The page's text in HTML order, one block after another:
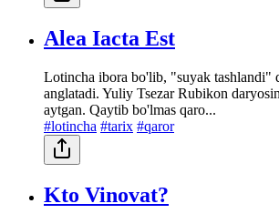
Alea Iacta Est
Lotincha ibora bo'lib, "suyak tashlandi"
anglatadi. Yuliy Tsezar Rubikon
aytgan. Qaytib bo'lmas qaro...
#lotincha #tarix #qaror
Kto Vinovat?